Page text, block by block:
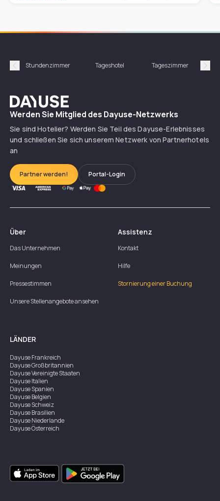
Précédent
Stundenzimmer Tageshotel Tageszimmer
Dayuse
Werden Sie Mitglied des Dayuse-Netzwerks
Sie sind Hotelier? Werden Sie Teil des Dayuse-Erlebnisses
und schließen Sie sich unserem Netzwerk von Partnerhotels
an
Partner werden! Portal-Login
Über
Das Unternehmen
Meinungen
Pressestimmen
Unsere Stellenangebote ansehen
Assistenz
Kontakt
Hilfe
Stornierung einer Buchung
LÄNDER
DayuseFrankreich
DayuseGroßbritannien
DayuseVereinigte Staaten
DayuseItalien
DayuseSpanien
DayuseBelgien
DayuseSchweiz
DayuseBrasilien
DayuseNiederlande
DayuseÖsterreich
DayuseSingapur
DayuseZweden
DayuseThailand